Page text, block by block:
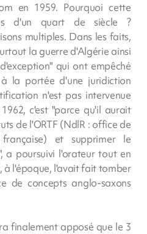
en 1959. Pourquoi cette
d'un quart de siècle ?
multiples. Dans les faits,
la guerre d'Algérie ainsi
qui ont empêché
la portée d'une juridiction
n'est pas intervenue
c'est "parce qu'il aurait
de l'ORTF (NdlR : office de
et supprimer le
a poursuivi l'orateur tout en
à l'époque, l'avait fait tomber
de concepts anglo-saxons
finalement apposé que le 3